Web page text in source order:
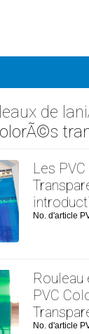
de
Les
No. d'article
Rouleau
PVC
No. d'article